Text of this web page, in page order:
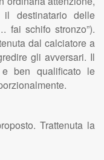
destinatario delle
fai schifo stronzo”).
dal calciatore a
gli avversari. Il
e ben qualificato le
Trattenuta la